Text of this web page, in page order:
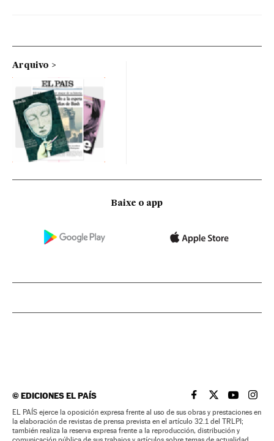
Arquivo
Baixe o app
©EDICIONES EL PAÍS EL PAÍS BRASIL EN
EL PAÍSEL PAÍS
EL
EL PAÍS ejerce la oposición expresa frente al uso de sus obras y prestaciones en
la elaboración de revistas de prensa prevista en el artículo 32.1 del TRLPI;
también realiza la reserva expresa frente a la reproducción, distribución y